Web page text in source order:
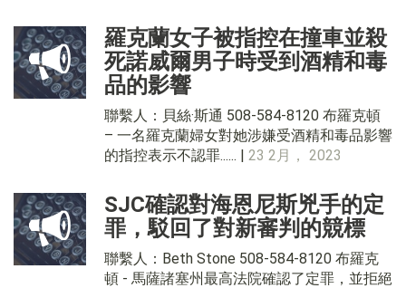
羅克蘭女子被指控在撞車並殺
死諾威爾男子時受到酒精和毒
品的影響
聯繫人：貝絲·斯通 508-584-8120 布羅克頓
– 一名羅克蘭婦女對她涉嫌受酒精和毒品影響
的指控表示不認罪...... | 23 2月， 2023
SJC確認對海恩尼斯兇手的定
罪，駁回了對新審判的競標
聯繫人：Beth Stone 508-584-8120 布羅克
頓 - 馬薩諸塞州最高法院確認了定罪，並拒絕